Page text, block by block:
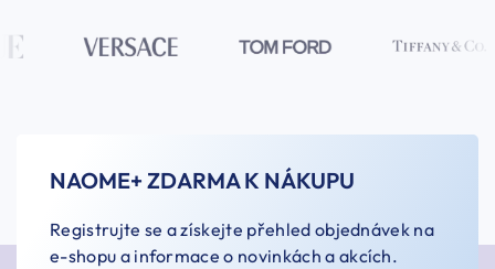
NAOME+ ZDARMA K NÁKUPU
Registrujte se a získejte přehled objednávek na
e-shopu a informace o novinkách a akcích.